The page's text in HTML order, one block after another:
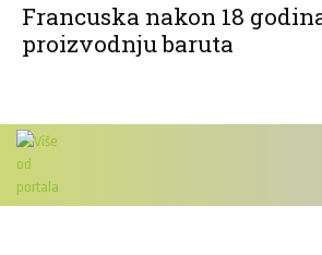
Francuska nakon 18
proizvodnju baruta